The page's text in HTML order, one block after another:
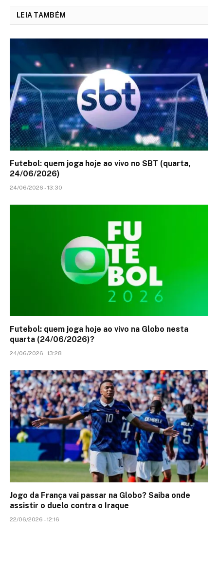
LEIA TAMBÉM
Futebol: quem joga hoje ao vivo no SBT (quarta,
24/06/2026)
24/06/2026 - 13:30
Futebol: quem joga hoje ao vivo na Globo nesta
quarta (24/06/2026)?
24/06/2026 - 13:28
Jogo da França vai passar na Globo? Saiba onde
assistir o duelo contra o Iraque
22/06/2026 - 12:16